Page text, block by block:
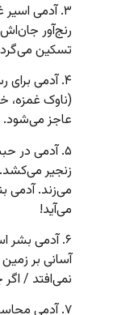
۳. آدمی
رنج‌آور
تسکین
۴. آدمی
(ناوک غمزه،
عاجز می‌شود.
۵. آدمی در
زنجیر
می‌زند. آدمی
می‌آید!
۶. آدمی بشر
آسانی بر
نمی‌افتد /
۷. آدمی